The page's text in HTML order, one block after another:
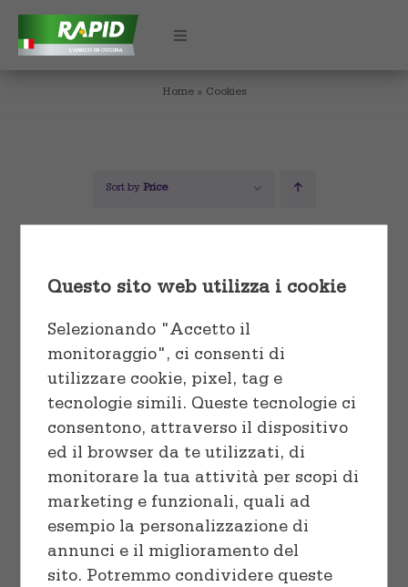
Skip
content
Toggle
Conservare e proteggere
Cuocere
Linea professionale
Preparare
Rotoli e Fogli
Vaschette e Teglie
Sacchetti
Home» Cookies
Sort by Price
SELECT OPTIONS
/
DETAILS
Questo sito web utilizza i cookie
Selezionando "Accetto il
monitoraggio", ci consenti di
utilizzare cookie, pixel, tag e
tecnologie simili. Queste tecnologie ci
consentono, attraverso il dispositivo
ed il browser da te utilizzati, di
monitorare la tua attività per scopi di
marketing e funzionali, quali ad
esempio la personalizzazione di
annunci e il miglioramento del
sito. Potremmo condividere queste